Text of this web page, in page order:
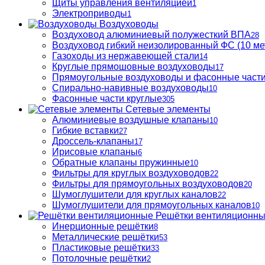
Щиты управления вентиляцией1
Электроприводы1
Воздуховоды
Воздуховод алюминиевый полужесткий ВПА28
Воздуховод гибкий неизолированный ФС (10
Газоходы из нержавеющей стали14
Круглые прямошовные воздуховоды17
Прямоугольные воздуховоды и фасонные части
Спирально-навивные воздуховоды10
Фасонные части круглые305
Сетевые элементы
Алюминиевые воздушные клапаны10
Гибкие вставки27
Дроссель-клапаны17
Ирисовые клапаны6
Обратные клапаны пружинные10
Фильтры для круглых воздуховодов22
Фильтры для прямоугольных воздуховодов20
Шумоглушители для круглых каналов22
Шумоглушители для прямоугольных каналов10
Решётки
Инерционные решётки8
Металлические решётки53
Пластиковые решётки33
Потолочные решётки2